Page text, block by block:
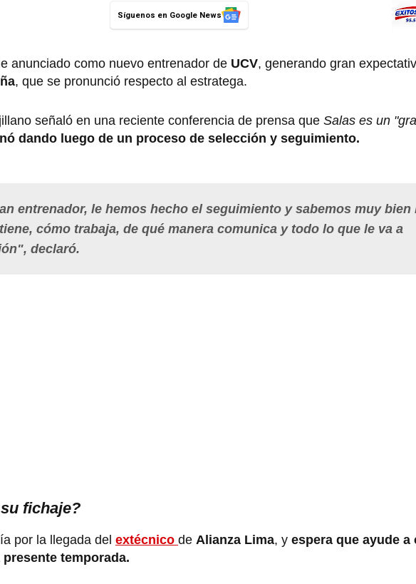
Síguenos en Google News
anunciado como nuevo entrenador de UCV, generando gran
, que se pronunció respecto al estratega.
señaló en una reciente conferencia de prensa que Salas es un
dando luego de un proceso de selección y seguimiento.
entrenador, le hemos hecho el seguimiento y sabemos muy bien
cómo trabaja, de qué manera comunica y todo lo que le va a
declaró.
fichaje?
por la llegada del extécnico de Alianza Lima, y espera que ayude
temporada.